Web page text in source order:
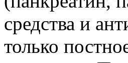
средства и
только